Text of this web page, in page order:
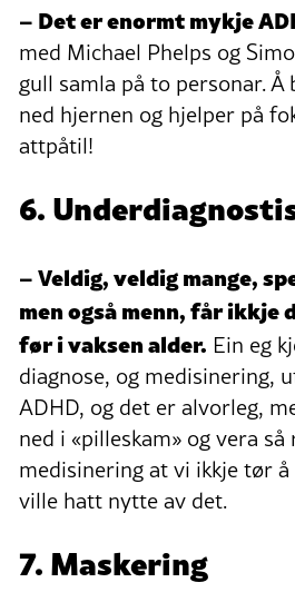
– Det er enormt mykje
med Michael Phelps og
gull samla på to personar.
ned hjernen og hjelper på
attpåtil!
6.
– Veldig, veldig mange,
men også menn, får ikkje
før i vaksen alder. Ein eg
diagnose, og medisinering,
ADHD, og det er alvorleg,
ned i «pilleskam» og vera
medisinering at vi ikkje tør
ville hatt nytte av det.
7. Maskering